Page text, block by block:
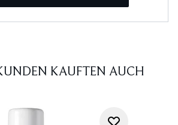
KAUFTEN AUCH